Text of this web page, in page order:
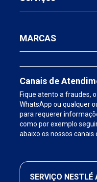
MARCAS
Canais de
Fique atento a fraudes,
WhatsApp ou qualquer
para requerer
como por exemplo
abaixo os nossos
SERVIÇO NESTLÉ